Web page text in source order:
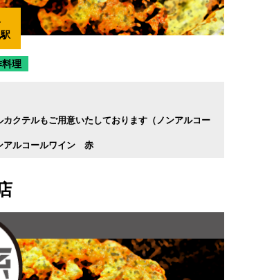
料理
クテルもご用意いたしております（ノンアルコー
アルコールワイン 赤